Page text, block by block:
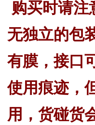
购买时请
无独立的包
有膜，接口
使用痕迹，
用，货碰货